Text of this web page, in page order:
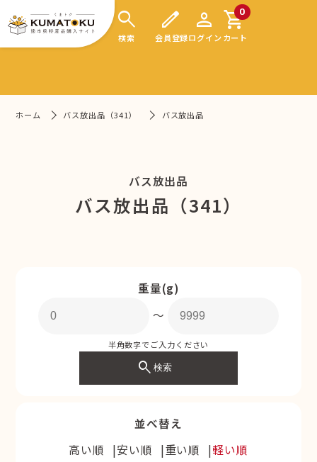
search
検索
edit
会員登録
person
ログイン
0
shopping_cart
カート
ホーム バス放出品（341） バス放出品
バス放出品
バス放出品（341）
重量(g)
〜
半角数字でご入力ください
search検索
並べ替え
高い順
安い順 重い順 軽い順